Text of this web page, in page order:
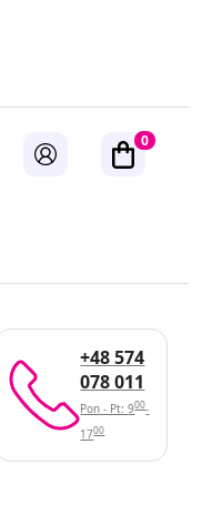
0
+48 574
078 011
Pon - Pt: 900-
1700